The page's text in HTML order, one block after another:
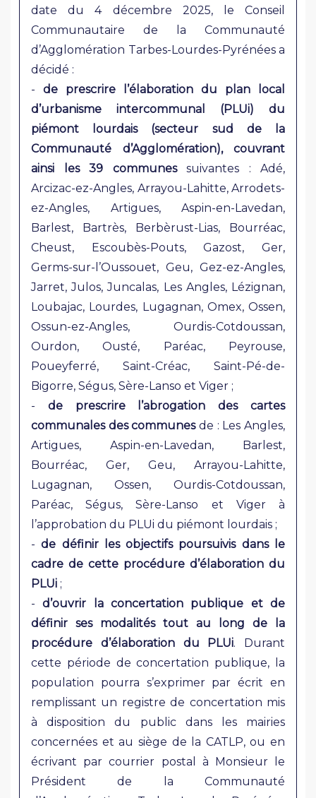
date du 4 décembre 2025, le Conseil
Communautaire de la Communauté
d’Agglomération Tarbes-Lourdes-Pyrénées a
décidé :
- de prescrire l’élaboration du plan local
d’urbanisme intercommunal (PLUi) du
piémont lourdais (secteur sud de la
Communauté d’Agglomération), couvrant
ainsi les 39 communessuivantes : Adé,
Arcizac-ez-Angles, Arrayou-Lahitte, Arrodets-
ez-Angles, Artigues, Aspin-en-Lavedan,
Barlest, Bartrès, Berbèrust-Lias, Bourréac,
Cheust, Escoubès-Pouts, Gazost, Ger,
Germs-sur-l’Oussouet, Geu, Gez-ez-Angles,
Jarret, Julos, Juncalas, Les Angles, Lézignan,
Loubajac, Lourdes, Lugagnan, Omex, Ossen,
Ossun-ez-Angles, Ourdis-Cotdoussan,
Ourdon, Ousté, Paréac, Peyrouse,
Poueyferré, Saint-Créac, Saint-Pé-de-
Bigorre, Ségus, Sère-Lanso et Viger ;
- de prescrire l’abrogation des cartes
communales des communesde : Les Angles,
Artigues, Aspin-en-Lavedan, Barlest,
Bourréac, Ger, Geu, Arrayou-Lahitte,
Lugagnan, Ossen, Ourdis-Cotdoussan,
Paréac, Ségus, Sère-Lanso et Viger à
l’approbation du PLUi du piémont lourdais ;
-de définir les objectifs poursuivis dans le
cadre de cette procédure d’élaboration du
PLUi ;
-d’ouvrir la concertation publique et de
définir ses modalités tout au long de la
procédure d’élaboration du PLUi. Durant
cette période de concertation publique, la
population pourra s’exprimer par écrit en
remplissant un registre de concertation mis
à disposition du public dans les mairies
concernées et au siège de la CATLP, ou en
écrivant par courrier postal à Monsieur le
Président de la Communauté